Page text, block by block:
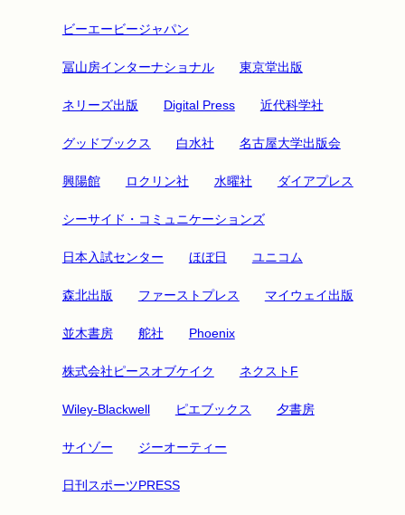
ビーエービージャパン
冨山房インターナショナル 東京堂出版
ネリーズ出版 Digital Press 近代科学社
グッドブックス 白水社 名古屋大学出版会
興陽館 ロクリン社 水曜社 ダイアプレス
シーサイド・コミュニケーションズ
日本入試センター ほぼ日 ユニコム
森北出版 ファーストプレス マイウェイ出版
並木書房 舵社 Phoenix
株式会社ピースオブケイク ネクストF
Wiley-Blackwell ピエブックス 夕書房
サイゾー ジーオーティー
日刊スポーツPRESS